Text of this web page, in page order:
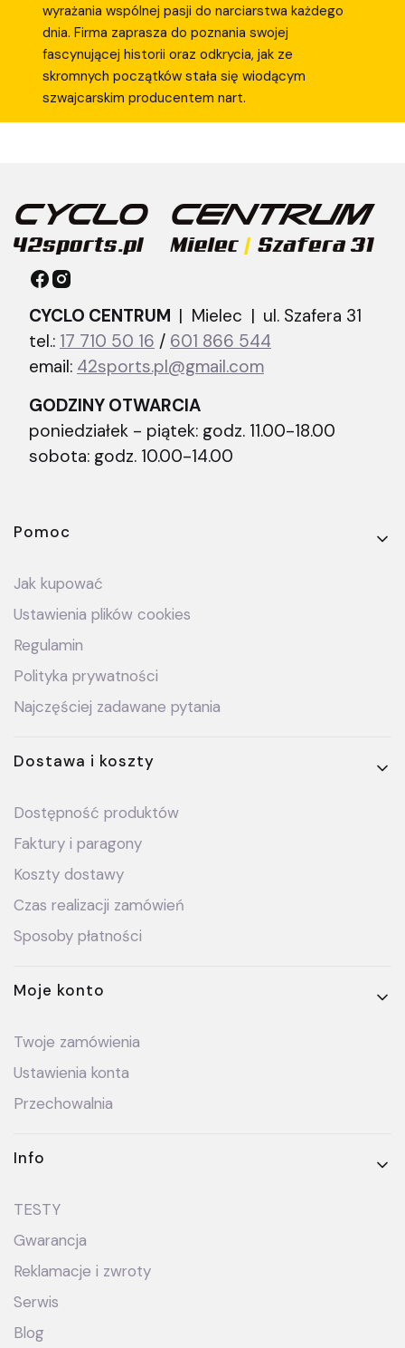
wyrażania wspólnej pasji do narciarstwa każdego
dnia. Firma zaprasza do poznania swojej
fascynującej historii oraz odkrycia, jak ze
skromnych początków stała się wiodącym
szwajcarskim producentem nart.
CYCLO CENTRUM | Mielec | ul. Szafera 31
tel.: 17 710 50 16 / 601 866 544
email: 42sports.pl@gmail.com
GODZINY OTWARCIA
poniedziałek - piątek: godz. 11.00-18.00
sobota: godz. 10.00-14.00
Linki w stopce
Pomoc
Jak kupować
Ustawienia plików cookies
Regulamin
Polityka prywatności
Najczęściej zadawane pytania
Dostawa i koszty
Dostępność produktów
Faktury i paragony
Koszty dostawy
Czas realizacji zamówień
Sposoby płatności
Moje konto
Twoje zamówienia
Ustawienia konta
Przechowalnia
Info
TESTY
Gwarancja
Reklamacje i zwroty
Serwis
Blog